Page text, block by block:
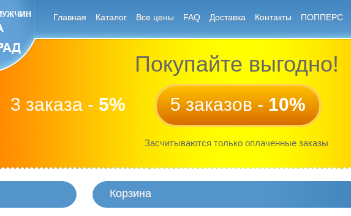
Главная Каталог Все цены FAQ Доставка Контакты ПОППЕРС
Покупайте выгодно!
3 заказа - 5% 5 заказов -10%
Засчитываются только оплаченные заказы
Корзина